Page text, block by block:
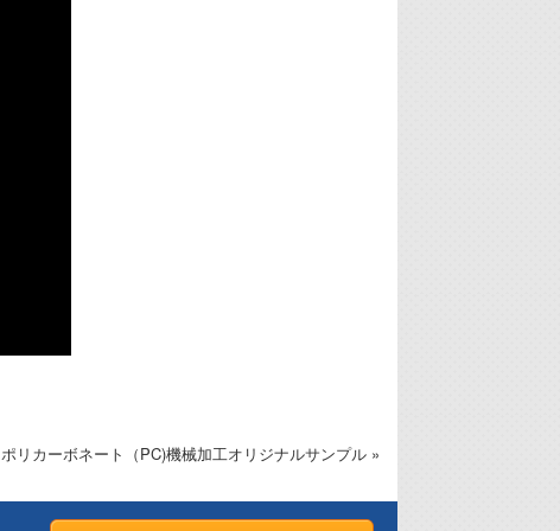
ポリカーボネート（PC)機械加工オリジナルサンプル »